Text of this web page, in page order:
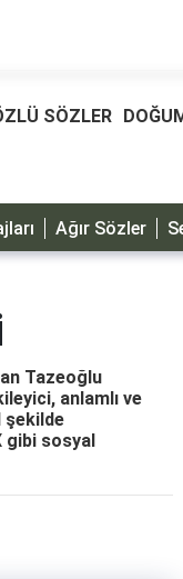
SÖZLER
Ağır Sözler
Tazeoğlu
anlamlı ve
şekilde
gibi sosyal